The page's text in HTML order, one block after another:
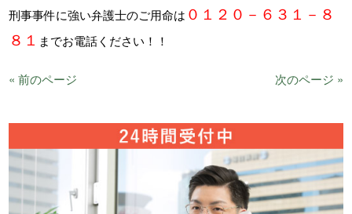
刑事事件に強い弁護士のご用命は ０１２０－６３１－８
８１ までお電話ください！！
« 前のページ 次のページ »